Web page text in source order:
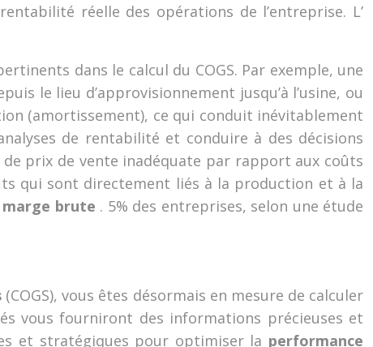
réelle des opérations de l’entreprise. L’
dans le calcul du COGS. Par exemple, une
le lieu d’approvisionnement jusqu’à l’usine, ou
(amortissement), ce qui conduit inévitablement
de rentabilité et conduire à des décisions
prix de vente inadéquate par rapport aux coûts
qui sont directement liés à la production et à la
marge brute . 5% des entreprises, selon une étude
(COGS), vous êtes désormais en mesure de calculer
vous fourniront des informations précieuses et
et stratégiques pour optimiser la performance